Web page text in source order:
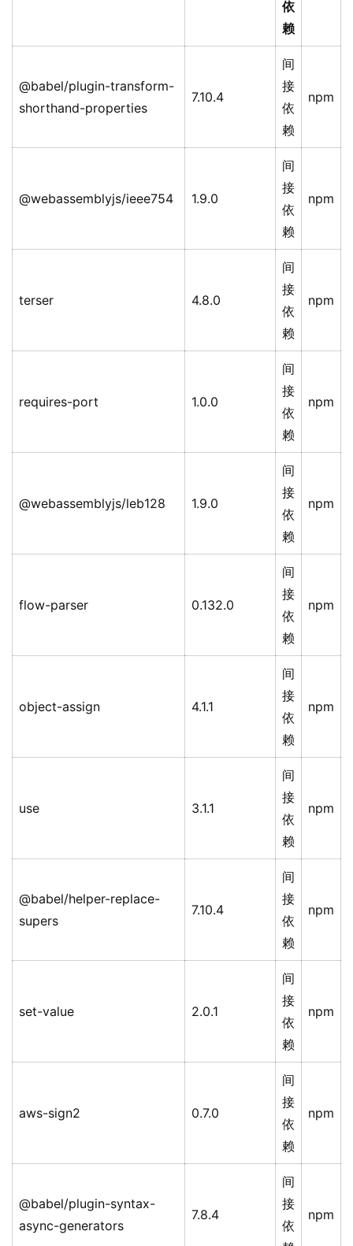
依
赖
@babel/plugin-transform-
shorthand-properties
7.10.4
间
接
依
赖
npm
@webassemblyjs/ieee754 1.9.0
间
接
依
赖
npm
terser 4.8.0
间
接
依
赖
npm
requires-port 1.0.0
间
接
依
赖
npm
@webassemblyjs/leb128 1.9.0
间
接
依
赖
npm
flow-parser 0.132.0
间
接
依
赖
npm
object-assign 4.1.1
间
接
依
赖
npm
use 3.1.1
间
接
依
赖
npm
@babel/helper-replace-
supers
7.10.4
间
接
依
赖
npm
set-value 2.0.1
间
接
依
赖
npm
aws-sign2 0.7.0
间
接
依
赖
npm
@babel/plugin-syntax-
async-generators
7.8.4
间
接
依
npm